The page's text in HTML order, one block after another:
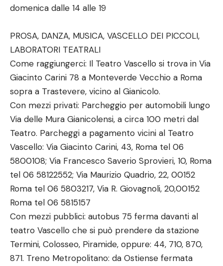
domenica dalle 14 alle 19
PROSA, DANZA, MUSICA, VASCELLO DEI PICCOLI,
LABORATORI TEATRALI
Come raggiungerci: Il Teatro Vascello si trova in Via
Giacinto Carini 78 a Monteverde Vecchio a Roma
sopra a Trastevere, vicino al Gianicolo.
Con mezzi privati: Parcheggio per automobili lungo
Via delle Mura Gianicolensi, a circa 100 metri dal
Teatro. Parcheggi a pagamento vicini al Teatro
Vascello: Via Giacinto Carini, 43, Roma tel 06
5800108; Via Francesco Saverio Sprovieri, 10, Roma
tel 06 58122552; Via Maurizio Quadrio, 22, 00152
Roma tel 06 5803217, Via R. Giovagnoli, 20,00152
Roma tel 06 5815157
Con mezzi pubblici: autobus 75 ferma davanti al
teatro Vascello che si può prendere da stazione
Termini, Colosseo, Piramide, oppure: 44, 710, 870,
871. Treno Metropolitano: da Ostiense fermata